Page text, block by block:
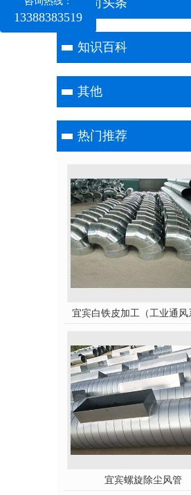
公司头条
知识百科
其他
热门推荐
宜宾螺旋除尘风管
13388383519